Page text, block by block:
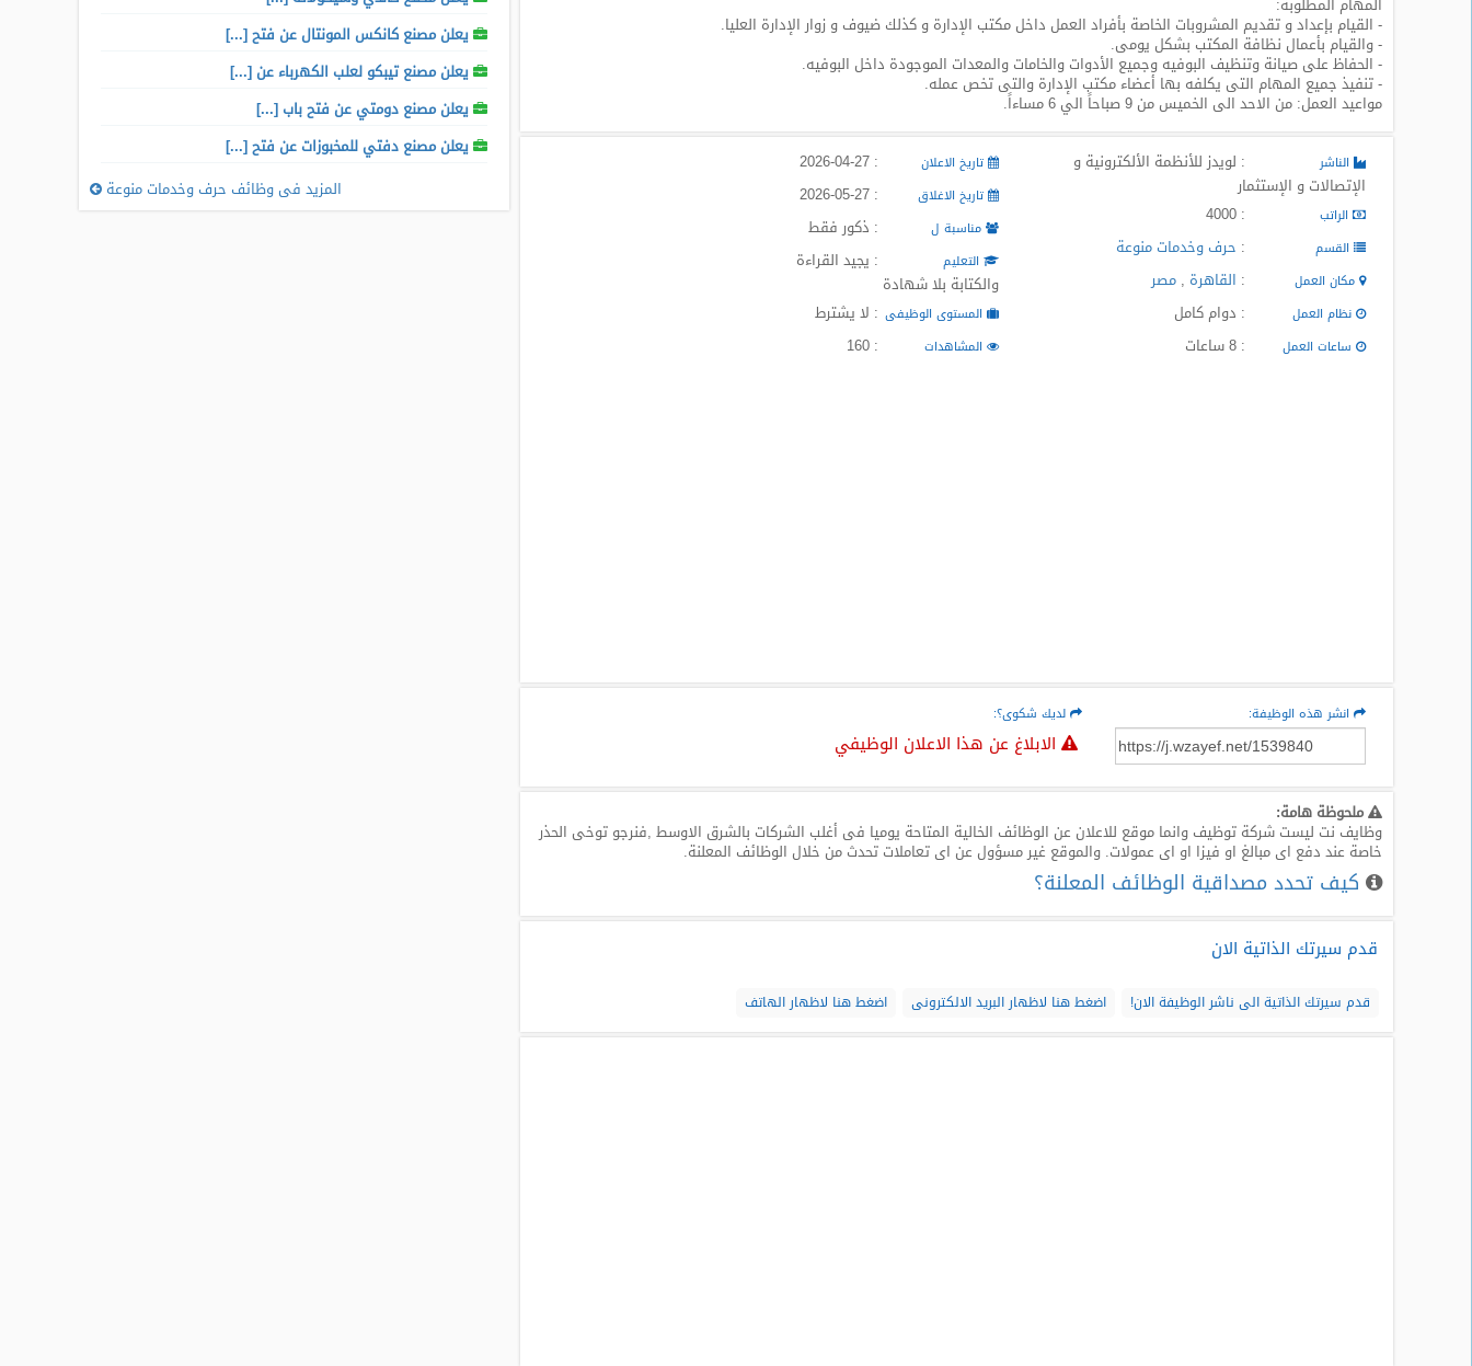
الوظائف
وظائف
- القيام بإعداد و تقديم المشروبات الخاصة بأفراد العمل داخل مكتب الإدارة و كذلك ضيوف و زوار الإدارة العليا.
- والقيام بأعمال نظافة المكتب بشكل يومى.
- الحفاظ على صيانة وتنظيف البوفيه وجميع الأدوات والخامات والمعدات الموجودة داخل البوفيه.
- تنفيذ جميع المهام التى يكلفه بها أعضاء مكتب الإدارة والتى تخص عمله.
مواعيد العمل: من الاحد الى الخميس من 9 صباحاً الي 6 مساءاً.
الناشر
: لويدز للأنظمة الألكترونية و
الإتصالات و الإستثمار
الراتب : 4000
القسم : حرف وخدمات منوعة
مكان العمل : القاهرة ,مصر
نظام العمل : دوام كامل
ساعات العمل : 8 ساعات
تاريخ الاعلان : 2026-04-27
تاريخ الاغلاق : 2026-05-27
مناسبة ل : ذكور فقط
التعليم
: يجيد القراءة
والكتابة بلا شهادة
المستوى الوظيفى : لا يشترط
المشاهدات : 160
انشر هذه الوظيفة: لديك شكوى؟:
الابلاغ عن هذا الاعلان الوظيفي
ملحوظة هامة:
وظايف نت ليست شركة توظيف وانما موقع للاعلان عن الوظائف الخالية المتاحة يوميا فى أغلب الشركات بالشرق الاوسط ,فنرجو توخى الحذر
خاصة عند دفع اى مبالغ او فيزا او اى عمولات. والموقع غير مسؤول عن اى تعاملات تحدث من خلال الوظائف المعلنة.
كيف تحدد مصداقية الوظائف المعلنة؟
قدم سيرتك الذاتية الان
قدم سيرتك الذاتية الى ناشر الوظيفة الان! اضغط هنا لاظهار البريد الالكترونى اضغط هنا لاظهار الهاتف
يعلن مصنع كانكس المونتال عن فتح [...]
يعلن مصنع تيبكو لعلب الكهرباء عن [...]
يعلن مصنع دومتي عن فتح باب [...]
يعلن مصنع دفتي للمخبوزات عن فتح [...]
المزيد فى وظائف حرف وخدمات منوعة